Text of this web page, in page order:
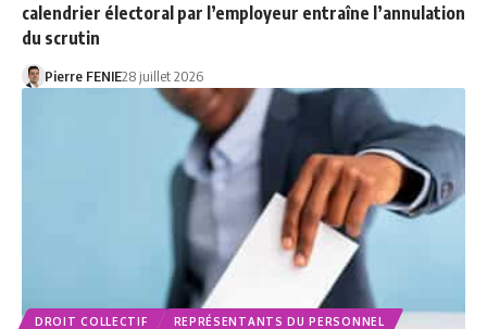
calendrier électoral par l’employeur entraîne l’annulation
du scrutin
Pierre FENIE28 juillet 2026
DROIT COLLECTIF
REPRÉSENTANTS DU PERSONNEL